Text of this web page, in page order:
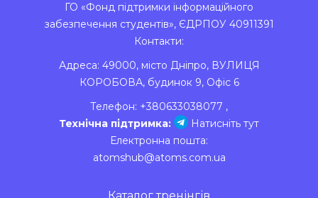
ГО «Фонд підтримки інформаційного
забезпечення студентів», ЄДРПОУ 40911391
Контакти:
Адреса: 49000, місто Дніпро, ВУЛИЦЯ
КОРОБОВА, будинок 9, Офіс 6
Телефон: +380633038077 ,
Технічна підтримка:
Натисніть тут
Електронна пошта:
atomshub@atoms.com.ua